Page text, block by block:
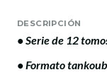
DESCRIPCIÓN
• Serie de 12
• Formato